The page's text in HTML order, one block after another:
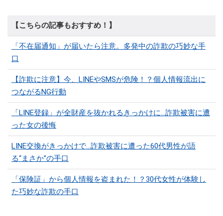
【こちらの記事もおすすめ！】
「不在届通知」が届いたら注意。多発中の詐欺の巧妙な手
口
【詐欺に注意】今、LINEやSMSが危険！？個人情報流出に
つながるNG行動
「LINE登録」が全財産を抜かれるきっかけに…詐欺被害に遭
った女の後悔
LINE交換がきっかけで…詐欺被害に遭った60代男性が語
る“まさか”の手口
「保険証」から個人情報を盗まれた！？30代女性が体験し
た巧妙な詐欺の手口